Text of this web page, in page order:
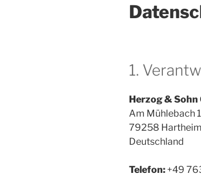
1.
Herzog & Sohn
Am Mühlebach
79258
Deutschland
Telefon: +49